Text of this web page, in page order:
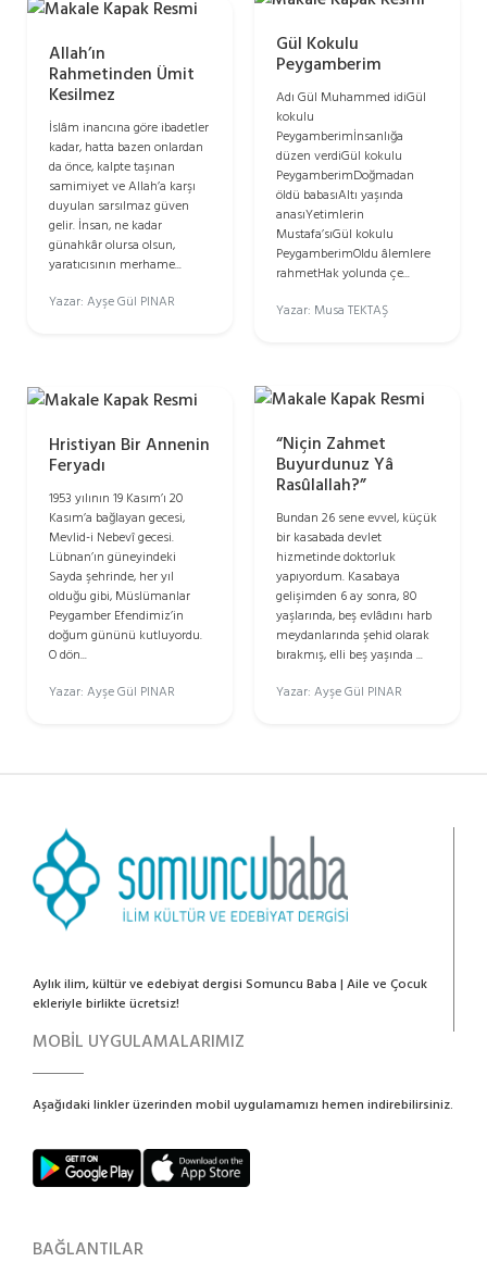
Allah’ın
Rahmetinden Ümit
Kesilmez
İslâm inancına göre ibadetler
kadar, hatta bazen onlardan
da önce, kalpte taşınan
samimiyet ve Allah’a karşı
duyulan sarsılmaz güven
gelir. İnsan, ne kadar
günahkâr olursa olsun,
yaratıcısının merhame...
Yazar: Ayşe Gül PINAR
Gül Kokulu
Peygamberim
Adı Gül Muhammed idiGül
kokulu
Peygamberimİnsanlığa
düzen verdiGül kokulu
PeygamberimDoğmadan
öldü babasıAltı yaşında
anasıYetimlerin
Mustafa’sıGül kokulu
PeygamberimOldu âlemlere
rahmetHak yolunda çe...
Yazar: Musa TEKTAŞ
Hristiyan Bir Annenin
Feryadı
1953 yılının 19 Kasım’ı 20
Kasım’a bağlayan gecesi,
Mevlid-i Nebevî gecesi.
Lübnan’ın güneyindeki
Sayda şehrinde, her yıl
olduğu gibi, Müslümanlar
Peygamber Efendimiz’in
doğum gününü kutluyordu.
O dön...
Yazar: Ayşe Gül PINAR
“Niçin Zahmet
Buyurdunuz Yâ
Rasûlallah?”
Bundan 26 sene evvel, küçük
bir kasabada devlet
hizmetinde doktorluk
yapıyordum. Kasabaya
gelişimden 6 ay sonra, 80
yaşlarında, beş evlâdını harb
meydanlarında şehid olarak
bırakmış, elli beş yaşında ...
Yazar: Ayşe Gül PINAR
Aylık ilim, kültür ve edebiyat dergisi Somuncu Baba | Aile ve Çocuk
ekleriyle birlikte ücretsiz!
MOBİL UYGULAMALARIMIZ
Aşağıdaki linkler üzerinden mobil uygulamamızı hemen indirebilirsiniz.
BAĞLANTILAR